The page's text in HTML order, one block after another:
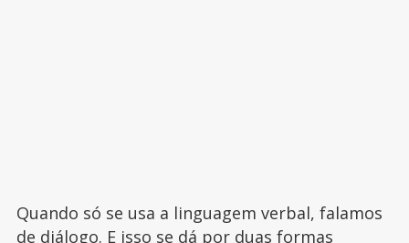
Quando só se usa a linguagem verbal, falamos
de diálogo. E isso se dá por duas formas